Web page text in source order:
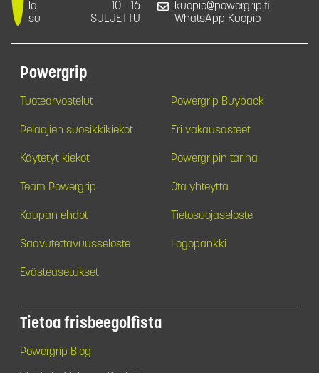
la
10 - 16
su
SULJETTU
kuopio@powergrip.fi
WhatsApp Kuopio
Powergrip
Tuotearvostelut Powergrip Buyback
Pelaajien suosikkikiekot Eri vakausasteet
Käytetyt kiekot Powergripin tarina
Team Powergrip Ota yhteyttä
Kaupan ehdot Tietosuojaseloste
Saavutettavuusseloste Logopankki
Evästeasetukset
Tietoa frisbeegolfista
Powergrip Blog